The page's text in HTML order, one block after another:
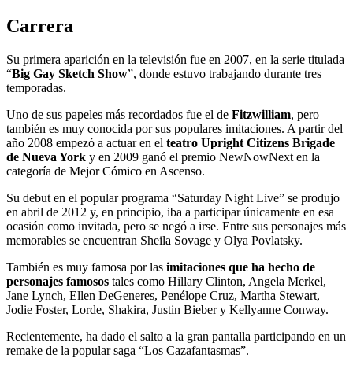
Carrera
Su primera aparición en la televisión fue en 2007, en la serie titulada
“Big Gay Sketch Show”, donde estuvo trabajando durante tres
temporadas.
Uno de sus papeles más recordados fue el de Fitzwilliam, pero
también es muy conocida por sus populares imitaciones. A partir del
año 2008 empezó a actuar en el teatro Upright Citizens Brigade
de Nueva York y en 2009 ganó el premio NewNowNext en la
categoría de Mejor Cómico en Ascenso.
Su debut en el popular programa “Saturday Night Live” se produjo
en abril de 2012 y, en principio, iba a participar únicamente en esa
ocasión como invitada, pero se negó a irse. Entre sus personajes más
memorables se encuentran Sheila Sovage y Olya Povlatsky.
También es muy famosa por las imitaciones que ha hecho de
personajes famosos tales como Hillary Clinton, Angela Merkel,
Jane Lynch, Ellen DeGeneres, Penélope Cruz, Martha Stewart,
Jodie Foster, Lorde, Shakira, Justin Bieber y Kellyanne Conway.
Recientemente, ha dado el salto a la gran pantalla participando en un
remake de la popular saga “Los Cazafantasmas”.